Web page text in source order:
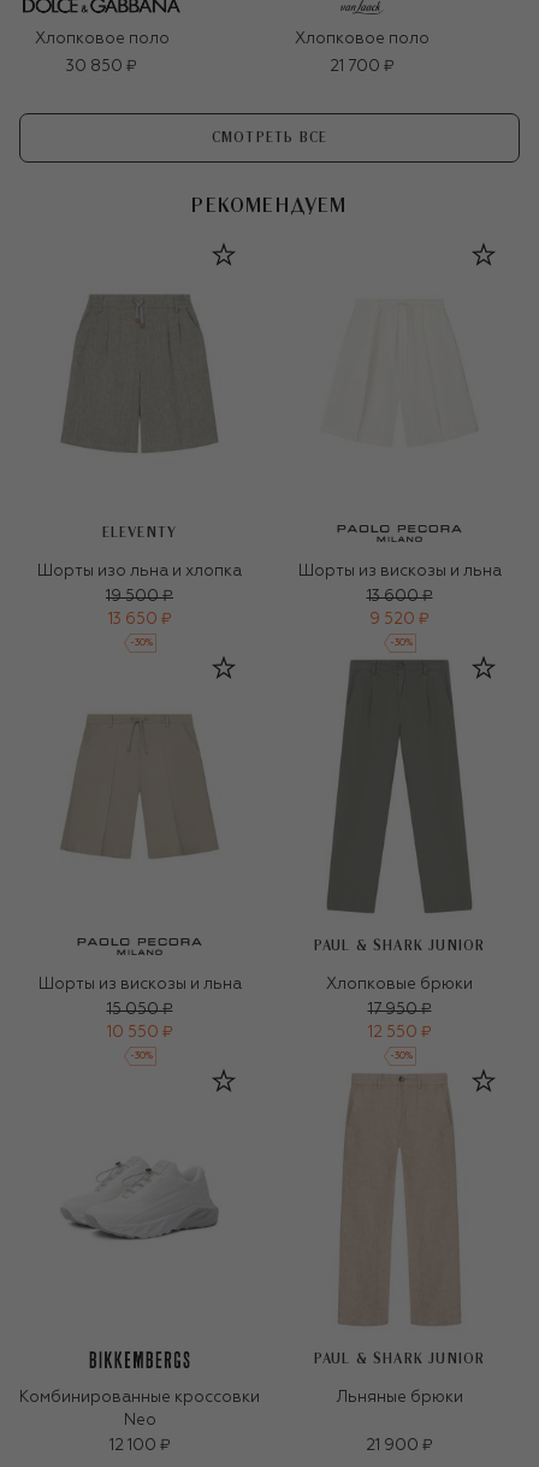
Хлопковое поло
30 850 ₽
Хлопковое поло
21 700 ₽
СМОТРЕТЬ ВСЕ
РЕКОМЕНДУЕМ
ELEVENTY
Шорты изо льна и хлопка
19 500 ₽
13 650 ₽
-30%
Шорты из вискозы и льна
13 600 ₽
9 520 ₽
-30%
Шорты из вискозы и льна
15 050 ₽
10 550 ₽
-30%
PAUL & SHARK JUNIOR
Хлопковые брюки
17 950 ₽
12 550 ₽
-30%
Комбинированные кроссовки
Neo
12 100 ₽
PAUL & SHARK JUNIOR
Льняные брюки
21 900 ₽